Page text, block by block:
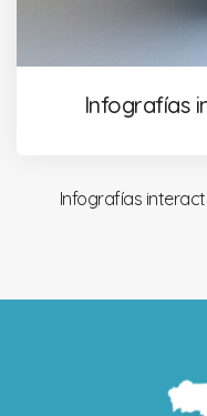
Infografías
Infografías